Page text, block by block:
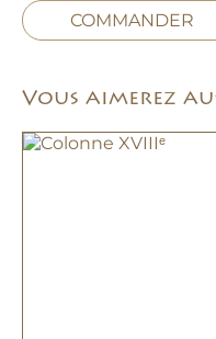
COMMANDER
Vous aimerez